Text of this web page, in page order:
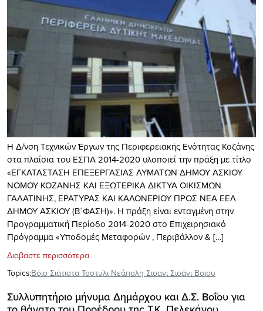
H Δ/νση Τεχνικών Έργων της Περιφερειακής Ενότητας Κοζάνης
στα πλαίσια του ΕΣΠΑ 2014-2020 υλοποιεί την πράξη με τίτλο
«ΕΓΚΑΤΑΣΤΑΣΗ ΕΠΕΞΕΡΓΑΣΙΑΣ ΛΥΜΑΤΩΝ ΔΗΜΟΥ ΑΣΚΙΟΥ
ΝΟΜΟΥ ΚΟΖΑΝΗΣ ΚΑΙ ΕΞΩΤΕΡΙΚΑ ΔΙΚΤΥΑ ΟΙΚΙΣΜΩΝ
ΓΑΛΑΤΙΝΗΣ, ΕΡΑΤΥΡΑΣ ΚΑΙ ΚΑΛΟΝΕΡΙΟΥ ΠΡΟΣ ΝΕΑ ΕΕΛ
ΔΗΜΟΥ ΑΣΚΙΟΥ (Β΄ΦΑΣΗ)». Η πράξη είναι ενταγμένη στην
Προγραμματική Περίοδο 2014-2020 στο Επιχειρησιακό
Πρόγραμμα «Υποδομές Μεταφορών , Περιβάλλον & […]
Διαβάστε περισσότερα
Topics:Βόιο Σιάτιστα Τσοτυλι Νεάπολη Σισανι Σισάνι Βοιου
Συλλυπητήριο μήνυμα Δημάρχου και Δ.Σ. Βοΐου για